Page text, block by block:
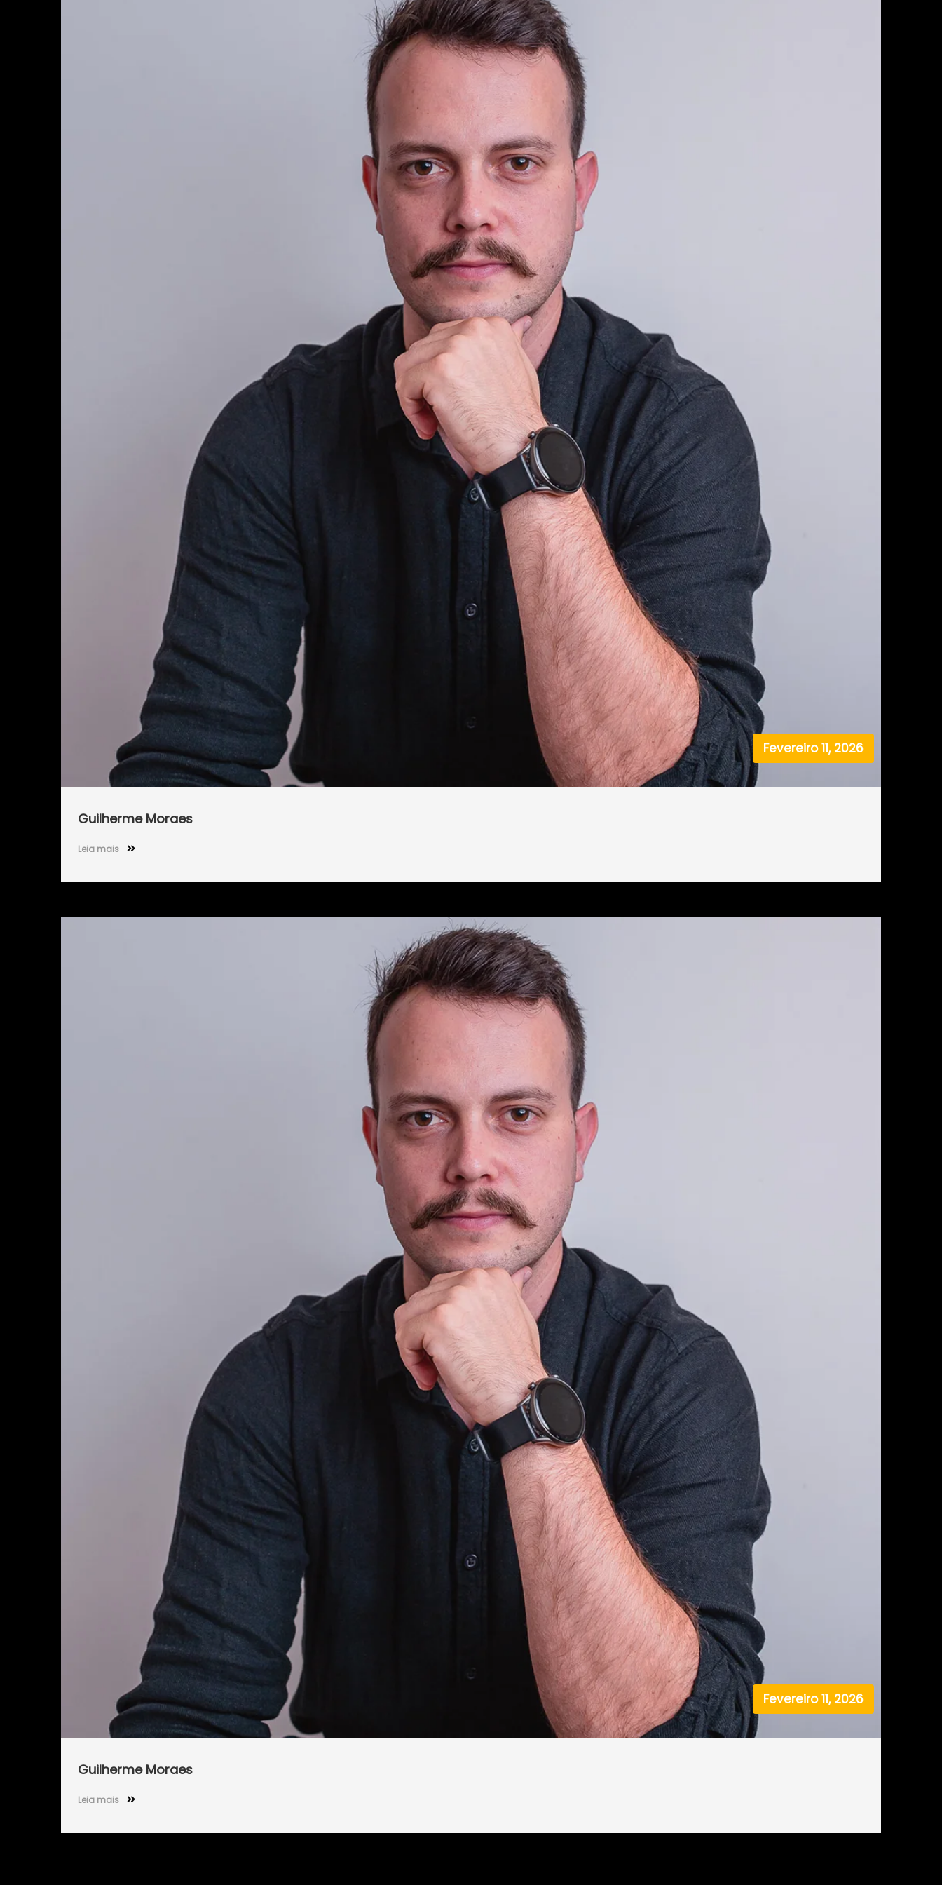
Fevereiro 11, 2026
Guilherme Moraes
Leia mais
Fevereiro 11, 2026
Guilherme Moraes
Leia mais